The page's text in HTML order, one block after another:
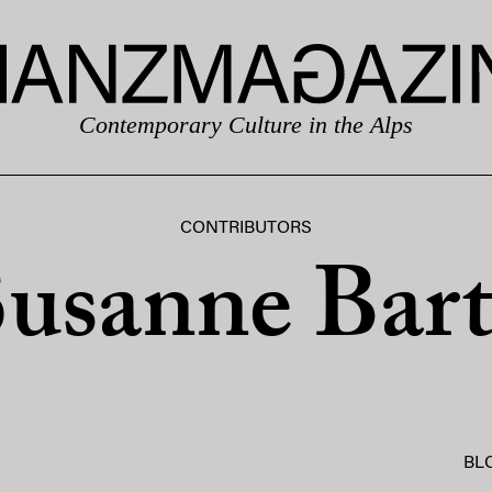
Contemporary Culture in the Alps
CONTRIBUTORS